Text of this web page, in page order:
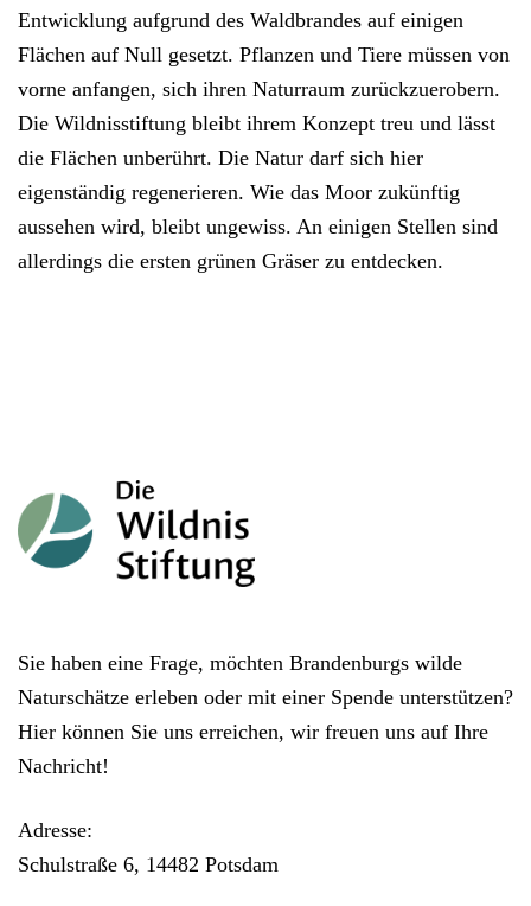
Entwicklung aufgrund des Waldbrandes auf einigen
Flächen auf Null gesetzt. Pflanzen und Tiere müssen von
vorne anfangen, sich ihren Naturraum zurückzuerobern.
Die Wildnisstiftung bleibt ihrem Konzept treu und lässt
die Flächen unberührt. Die Natur darf sich hier
eigenständig regenerieren. Wie das Moor zukünftig
aussehen wird, bleibt ungewiss. An einigen Stellen sind
allerdings die ersten grünen Gräser zu entdecken.
Sie haben eine Frage, möchten Brandenburgs wilde
Naturschätze erleben oder mit einer Spende unterstützen?
Hier können Sie uns erreichen, wir freuen uns auf Ihre
Nachricht!
Adresse:
Schulstraße 6, 14482 Potsdam